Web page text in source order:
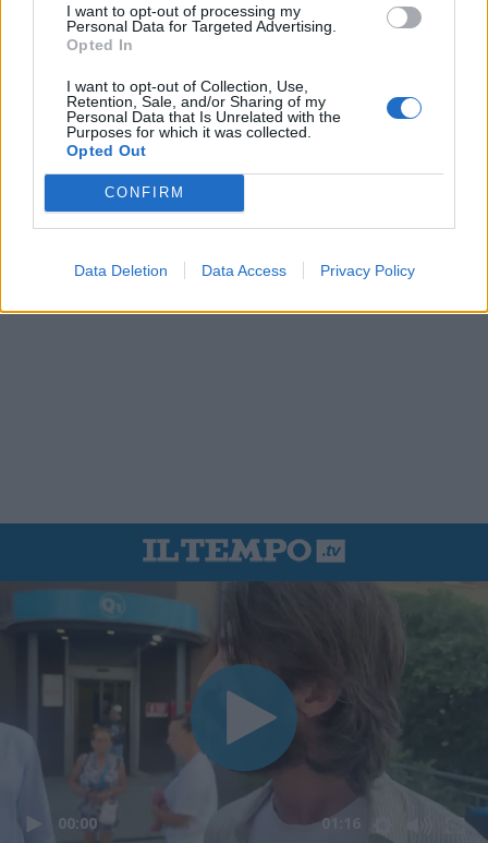
I want to opt-out of processing my
Personal Data for Targeted Advertising.
Opted In
I want to opt-out of Collection, Use,
Retention, Sale, and/or Sharing of my
Personal Data that Is Unrelated with the
Purposes for which it was collected.
Opted Out
CONFIRM
Data Deletion Data Access Privacy Policy
00:00 01:16